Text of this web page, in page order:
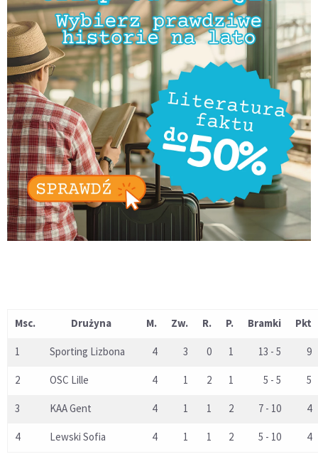
Msc. Drużyna M. Zw. R. P. Bramki Pkt
1 Sporting Lizbona 4 3 0 1 13 - 5 9
2 OSC Lille 4 1 2 1 5 - 5 5
3 KAA Gent 4 1 1 2 7 - 10 4
4 Lewski Sofia 4 1 1 2 5 - 10 4